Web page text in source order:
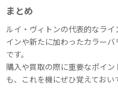
まとめ
ルイ・ヴィトンの代表的なラ
インや新たに加わったカラー
です。
購入や買取の際に重要なポイ
も、これを機にぜひ覚えておい